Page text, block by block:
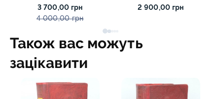
3 700,00 грн
4 000,00 грн
будівельний для
2 900,00 грн
Також вас можуть
зацікавити